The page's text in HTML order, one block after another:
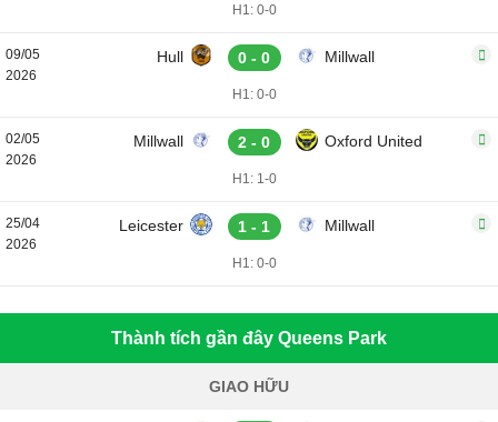
H1: 0-0
09/05
2026
Hull 0 - 0 Millwall
H1: 0-0
02/05
2026
Millwall 2 - 0 Oxford United
H1: 1-0
25/04
2026
Leicester 1 - 1 Millwall
H1: 0-0
Thành tích gần đây Queens Park
GIAO HỮU